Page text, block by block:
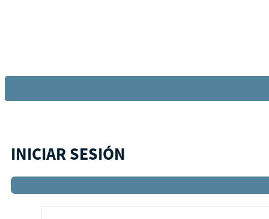
INICIAR SESIÓN